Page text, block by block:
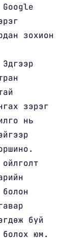
зохион
зэрэг
нь
буй
болох юм.